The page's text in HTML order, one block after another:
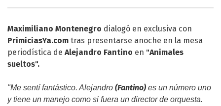
Maximiliano Montenegro dialogó en exclusiva con
PrimiciasYa.com tras presentarse anoche en la mesa
periodística de Alejandro Fantino en "Animales
sueltos".
"Me sentí fantástico. Alejandro (Fantino) es un número uno
y tiene un manejo como si fuera un director de orquesta.